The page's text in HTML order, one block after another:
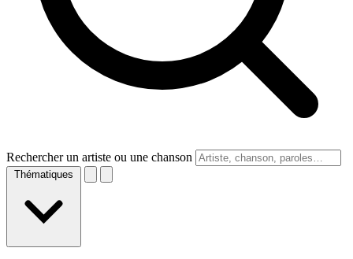
Rechercher un artiste ou une chanson
Thématiques